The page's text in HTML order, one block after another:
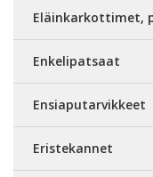
Eläinkarkottimet,
Enkelipatsaat
Ensiaputarvikkeet
Eristekannet